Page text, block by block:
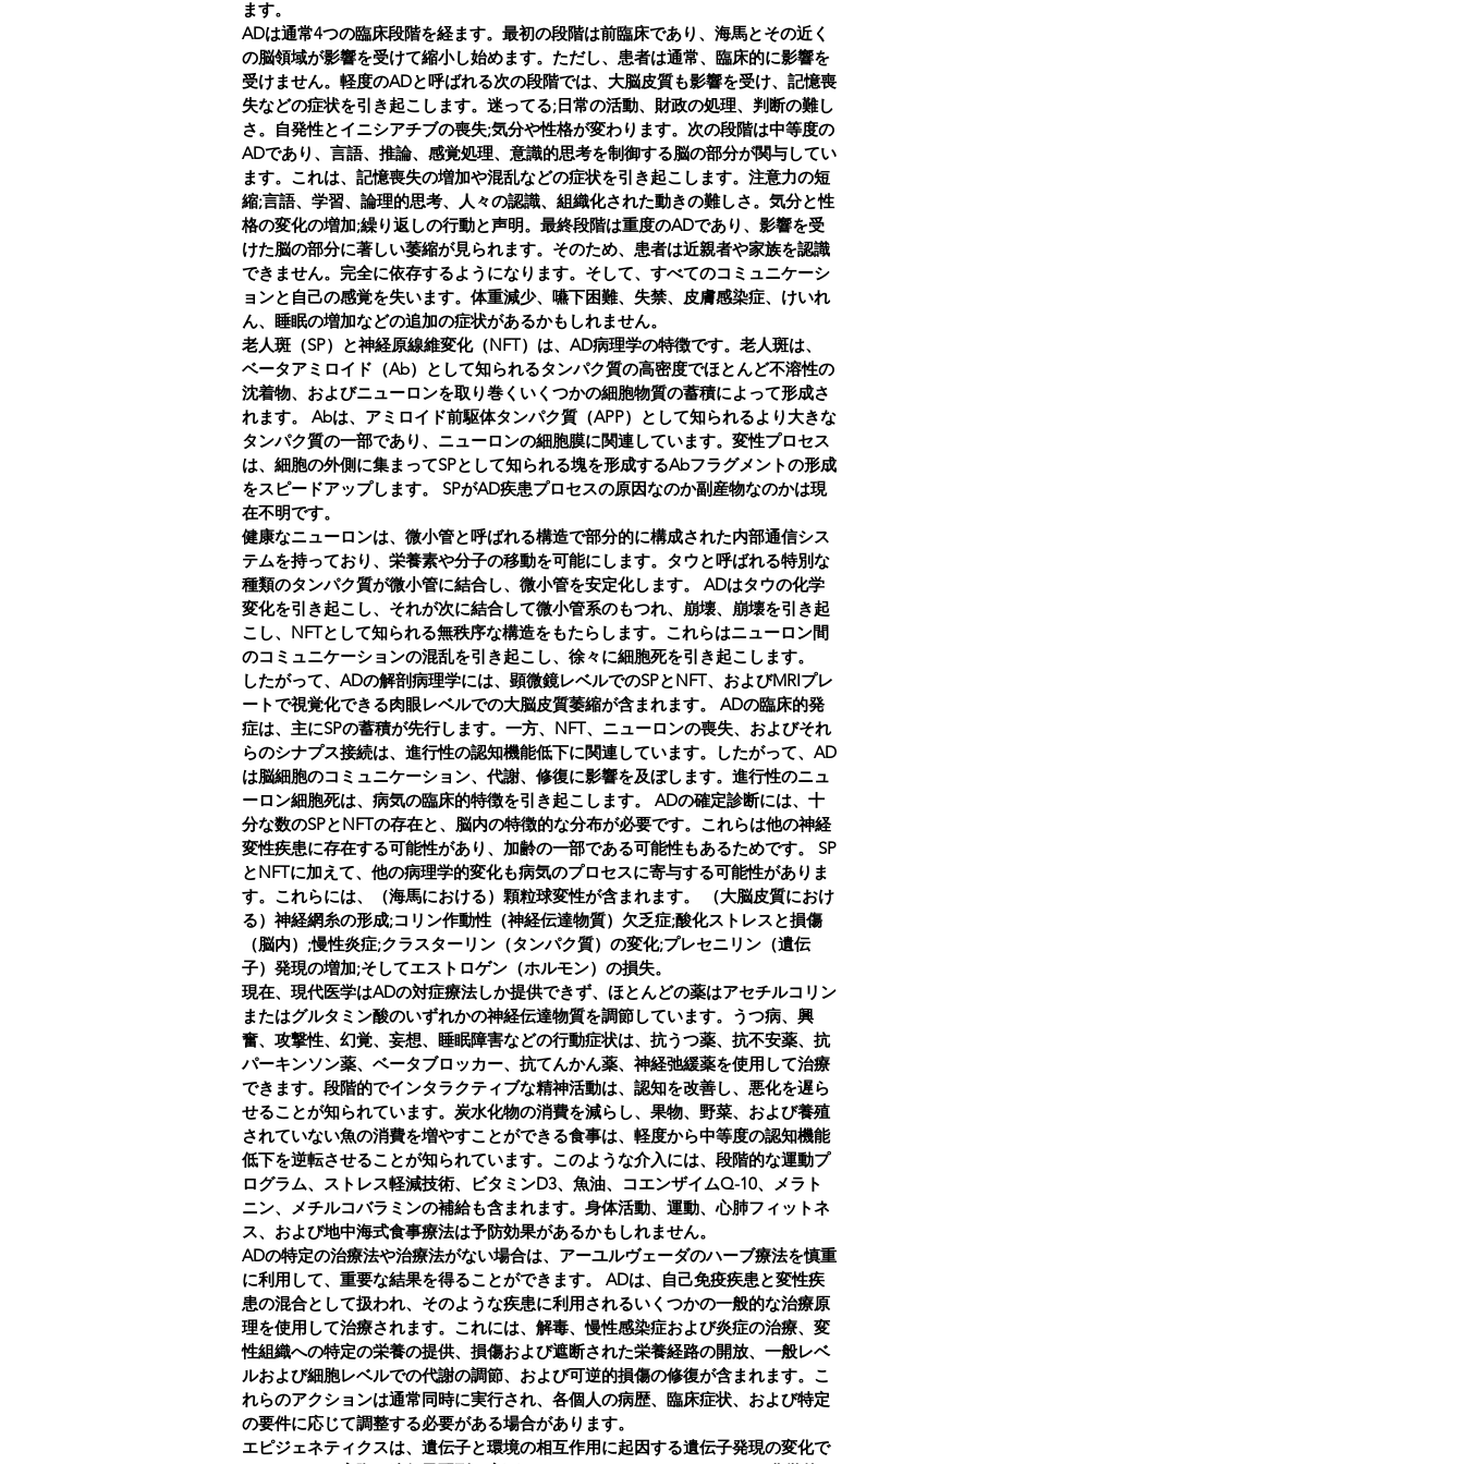
ます。
ADは通常4つの臨床段階を経ます。最初の段階は前臨床であり、海馬とその近く
の脳領域が影響を受けて縮小し始めます。ただし、患者は通常、臨床的に影響を
受けません。軽度のADと呼ばれる次の段階では、大脳皮質も影響を受け、記憶喪
失などの症状を引き起こします。迷ってる;日常の活動、財政の処理、判断の難し
さ。自発性とイニシアチブの喪失;気分や性格が変わります。次の段階は中等度の
ADであり、言語、推論、感覚処理、意識的思考を制御する脳の部分が関与してい
ます。これは、記憶喪失の増加や混乱などの症状を引き起こします。注意力の短
縮;言語、学習、論理的思考、人々の認識、組織化された動きの難しさ。気分と性
格の変化の増加;繰り返しの行動と声明。最終段階は重度のADであり、影響を受
けた脳の部分に著しい萎縮が見られます。そのため、患者は近親者や家族を認識
できません。完全に依存するようになります。そして、すべてのコミュニケーシ
ョンと自己の感覚を失います。体重減少、嚥下困難、失禁、皮膚感染症、けいれ
ん、睡眠の増加などの追加の症状があるかもしれません。
老人斑（SP）と神経原線維変化（NFT）は、AD病理学の特徴です。老人斑は、
ベータアミロイド（Ab）として知られるタンパク質の高密度でほとんど不溶性の
沈着物、およびニューロンを取り巻くいくつかの細胞物質の蓄積によって形成さ
れます。 Abは、アミロイド前駆体タンパク質（APP）として知られるより大きな
タンパク質の一部であり、ニューロンの細胞膜に関連しています。変性プロセス
は、細胞の外側に集まってSPとして知られる塊を形成するAbフラグメントの形成
をスピードアップします。 SPがAD疾患プロセスの原因なのか副産物なのかは現
在不明です。
健康なニューロンは、微小管と呼ばれる構造で部分的に構成された内部通信シス
テムを持っており、栄養素や分子の移動を可能にします。タウと呼ばれる特別な
種類のタンパク質が微小管に結合し、微小管を安定化します。 ADはタウの化学
変化を引き起こし、それが次に結合して微小管系のもつれ、崩壊、崩壊を引き起
こし、NFTとして知られる無秩序な構造をもたらします。これらはニューロン間
のコミュニケーションの混乱を引き起こし、徐々に細胞死を引き起こします。
したがって、ADの解剖病理学には、顕微鏡レベルでのSPとNFT、およびMRIプレ
ートで視覚化できる肉眼レベルでの大脳皮質萎縮が含まれます。 ADの臨床的発
症は、主にSPの蓄積が先行します。一方、NFT、ニューロンの喪失、およびそれ
らのシナプス接続は、進行性の認知機能低下に関連しています。したがって、AD
は脳細胞のコミュニケーション、代謝、修復に影響を及ぼします。進行性のニュ
ーロン細胞死は、病気の臨床的特徴を引き起こします。 ADの確定診断には、十
分な数のSPとNFTの存在と、脳内の特徴的な分布が必要です。これらは他の神経
変性疾患に存在する可能性があり、加齢の一部である可能性もあるためです。 SP
とNFTに加えて、他の病理学的変化も病気のプロセスに寄与する可能性がありま
す。これらには、（海馬における）顆粒球変性が含まれます。 （大脳皮質におけ
る）神経網糸の形成;コリン作動性（神経伝達物質）欠乏症;酸化ストレスと損傷
（脳内）;慢性炎症;クラスターリン（タンパク質）の変化;プレセニリン（遺伝
子）発現の増加;そしてエストロゲン（ホルモン）の損失。
現在、現代医学はADの対症療法しか提供できず、ほとんどの薬はアセチルコリン
またはグルタミン酸のいずれかの神経伝達物質を調節しています。うつ病、興
奮、攻撃性、幻覚、妄想、睡眠障害などの行動症状は、抗うつ薬、抗不安薬、抗
パーキンソン薬、ベータブロッカー、抗てんかん薬、神経弛緩薬を使用して治療
できます。段階的でインタラクティブな精神活動は、認知を改善し、悪化を遅ら
せることが知られています。炭水化物の消費を減らし、果物、野菜、および養殖
されていない魚の消費を増やすことができる食事は、軽度から中等度の認知機能
低下を逆転させることが知られています。このような介入には、段階的な運動プ
ログラム、ストレス軽減技術、ビタミンD3、魚油、コエンザイムQ-10、メラト
ニン、メチルコバラミンの補給も含まれます。身体活動、運動、心肺フィットネ
ス、および地中海式食事療法は予防効果があるかもしれません。
ADの特定の治療法や治療法がない場合は、アーユルヴェーダのハーブ療法を慎重
に利用して、重要な結果を得ることができます。 ADは、自己免疫疾患と変性疾
患の混合として扱われ、そのような疾患に利用されるいくつかの一般的な治療原
理を使用して治療されます。これには、解毒、慢性感染症および炎症の治療、変
性組織への特定の栄養の提供、損傷および遮断された栄養経路の開放、一般レベ
ルおよび細胞レベルでの代謝の調節、および可逆的損傷の修復が含まれます。こ
れらのアクションは通常同時に実行され、各個人の病歴、臨床症状、および特定
の要件に応じて調整する必要がある場合があります。
エピジェネティクスは、遺伝子と環境の相互作用に起因する遺伝子発現の変化で